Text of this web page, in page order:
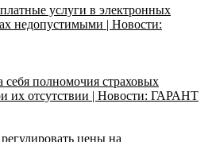
услуги в электронных
недопустимыми | Новости:
полномочия страховых
их отсутствии | Новости: ГАРАНТ
цены на